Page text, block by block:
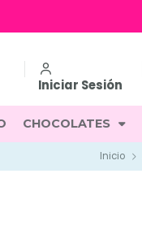
Iniciar Sesión
CHOCOLATES
Inicio